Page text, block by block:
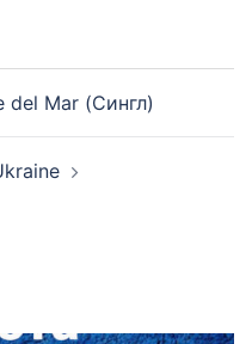
del Mar (Сингл)